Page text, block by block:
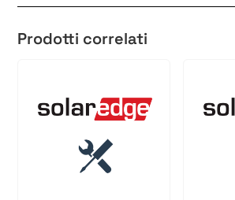
Prodotti correlati